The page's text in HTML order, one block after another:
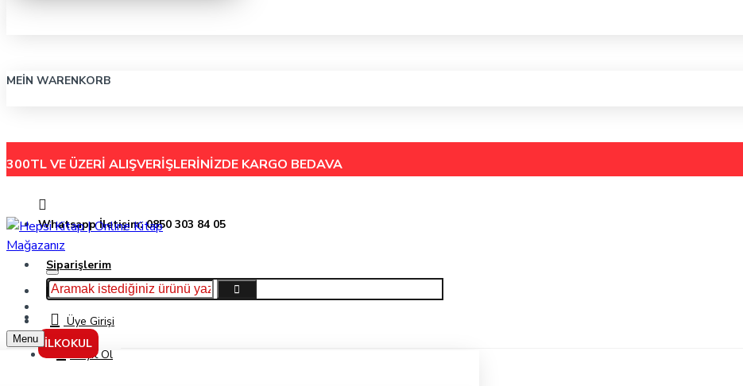
MEIN WARENKORB
300TL VE ÜZERİ ALIŞVERİŞLERİNİZDE KARGO BEDAVA
Whatsapp İletişim: 0850 303 84 05
Siparişlerim
Hakkımızda
İletişimÜye Girişi
Kayıt Ol
İLKOKUL
Menu